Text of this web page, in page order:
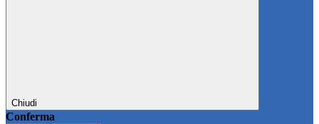
Chiudi
Conferma